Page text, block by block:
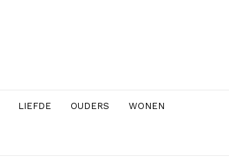
LIEFDE OUDERS WONEN